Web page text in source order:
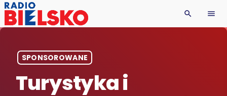
search menu
SPONSOROWANE
Turystyka i